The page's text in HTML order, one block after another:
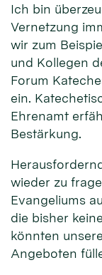
Ich bin
Vernetzung
wir zum
und Kollegen
Forum
ein.
Ehrenamt
Bestärkung.
wieder zu
Evangeliums
die bisher
könnten
Angeboten